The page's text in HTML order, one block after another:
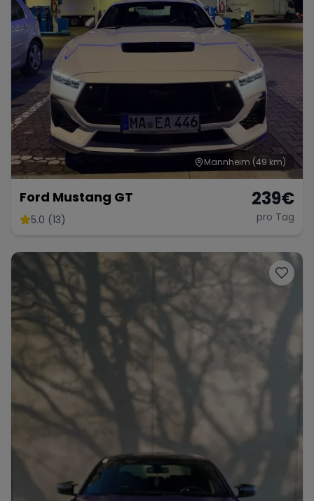
Mannheim (49 km)
Ford Mustang GT
5.0 (13)
239€
pro Tag